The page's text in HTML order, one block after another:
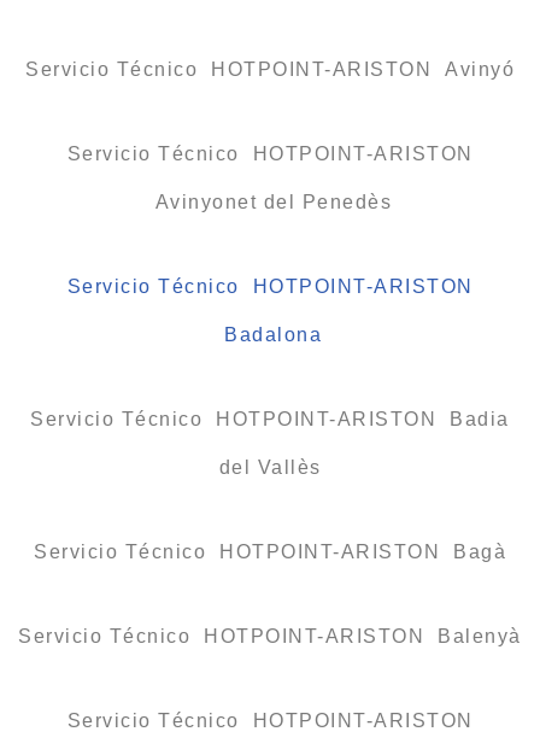
Servicio Técnico HOTPOINT-ARISTON Avinyó
Servicio Técnico HOTPOINT-ARISTON
Avinyonet del Penedès
Servicio Técnico HOTPOINT-ARISTON
Badalona
Servicio Técnico HOTPOINT-ARISTON Badia
del Vallès
Servicio Técnico HOTPOINT-ARISTON Bagà
Servicio Técnico HOTPOINT-ARISTON Balenyà
Servicio Técnico HOTPOINT-ARISTON